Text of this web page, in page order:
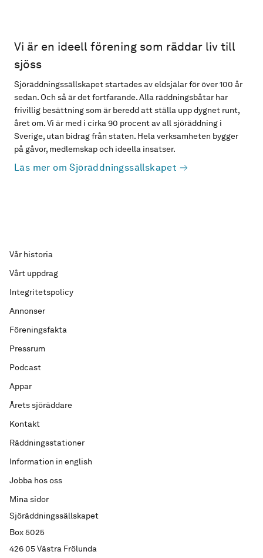
Vi är en ideell förening som räddar liv till
sjöss
Sjöräddningssällskapet startades av eldsjälar för över 100 år
sedan. Och så är det fortfarande. Alla räddningsbåtar har
frivillig besättning som är beredd att ställa upp dygnet runt,
året om. Vi är med i cirka 90 procent av all sjöräddning i
Sverige, utan bidrag från staten. Hela verksamheten bygger
på gåvor, medlemskap och ideella insatser.
Läs mer om Sjöräddningssällskapet
Sjöräddningssällskapet
Box 5025
426 05 Västra Frölunda
Vår historia
Vårt uppdrag
Integritetspolicy
Annonser
Föreningsfakta
Pressrum
Podcast
Appar
Årets sjöräddare
Kontakt
Räddningsstationer
Information in english
Jobba hos oss
Mina sidor